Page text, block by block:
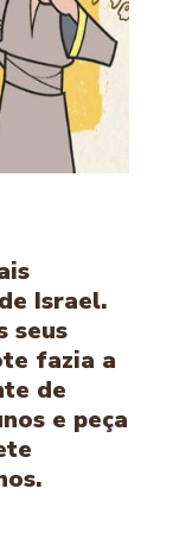
Israel.
seus
fazia a
de
e peça